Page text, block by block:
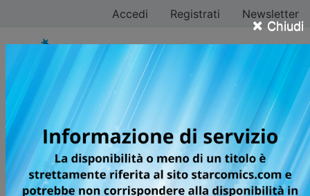
× Chiudi
Accedi Registrati Newsletter
Nagisa Furuya